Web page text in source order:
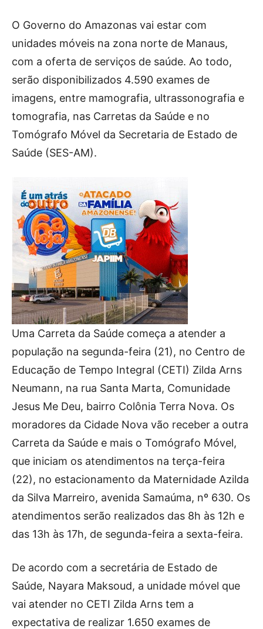
O Governo do Amazonas vai estar com
unidades móveis na zona norte de Manaus,
com a oferta de serviços de saúde. Ao todo,
serão disponibilizados 4.590 exames de
imagens, entre mamografia, ultrassonografia e
tomografia, nas Carretas da Saúde e no
Tomógrafo Móvel da Secretaria de Estado de
Saúde (SES-AM).
Uma Carreta da Saúde começa a atender a
população na segunda-feira (21), no Centro de
Educação de Tempo Integral (CETI) Zilda Arns
Neumann, na rua Santa Marta, Comunidade
Jesus Me Deu, bairro Colônia Terra Nova. Os
moradores da Cidade Nova vão receber a outra
Carreta da Saúde e mais o Tomógrafo Móvel,
que iniciam os atendimentos na terça-feira
(22), no estacionamento da Maternidade Azilda
da Silva Marreiro, avenida Samaúma, nº 630. Os
atendimentos serão realizados das 8h às 12h e
das 13h às 17h, de segunda-feira a sexta-feira.
De acordo com a secretária de Estado de
Saúde, Nayara Maksoud, a unidade móvel que
vai atender no CETI Zilda Arns tem a
expectativa de realizar 1.650 exames de